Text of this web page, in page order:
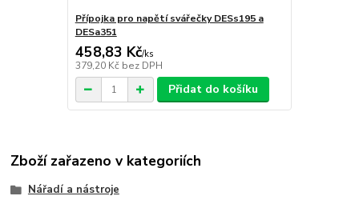
Přípojka pro napětí svářečky DESs195 a
DESa351
458,83 Kč/ks
379,20 Kč bez DPH
Přidat do košíku
Zboží zařazeno v kategoriích
Nářadí a nástroje